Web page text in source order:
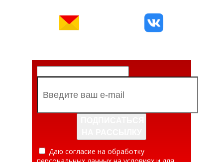
Даю согласие на обработку